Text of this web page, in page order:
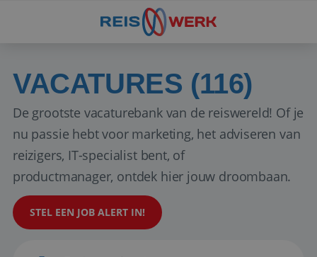
VACATURES (116)
De grootste vacaturebank van de reiswereld! Of je
nu passie hebt voor marketing, het adviseren van
reizigers, IT-specialist bent, of
productmanager, ontdek hier jouw droombaan.
STEL EEN JOB ALERT IN!